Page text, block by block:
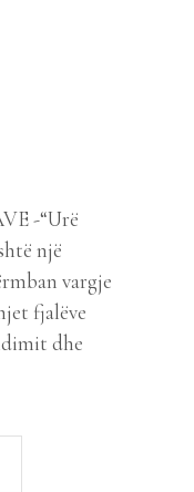
-“Urë
një
vargje
fjalëve
dhe